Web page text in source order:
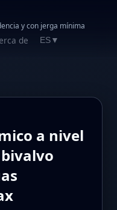
y con jerga mínima
de ES ▼
a nivel